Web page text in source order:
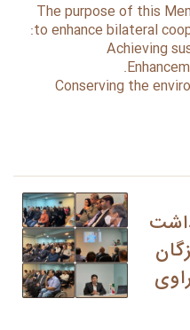
The purpose of this
to enhance bilateral